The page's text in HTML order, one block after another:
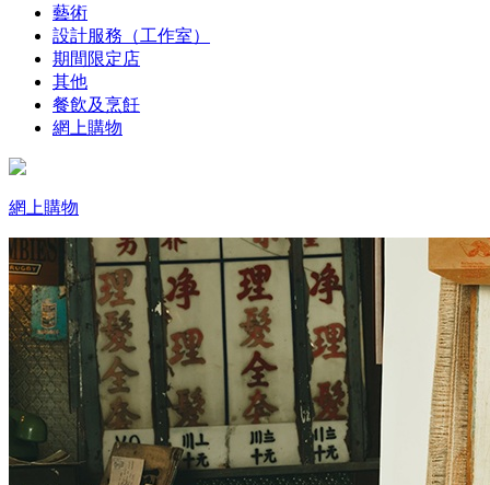
藝術
設計服務（工作室）
期間限定店
其他
餐飲及烹飪
網上購物
網上購物